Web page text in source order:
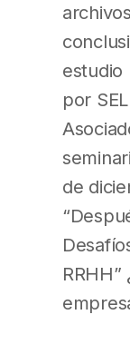
estudio
por
de